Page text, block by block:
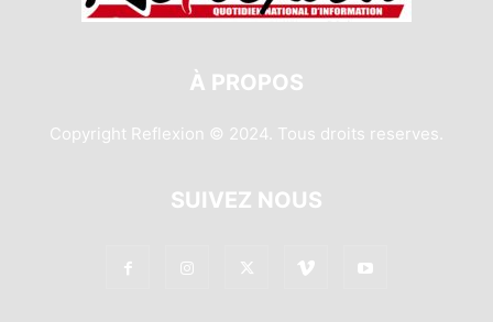
À PROPOS
Copyright Reflexion © 2024. Tous droits reserves.
SUIVEZ NOUS